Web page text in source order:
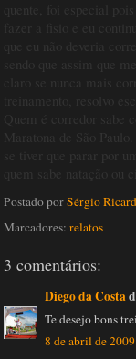
Quem é corredor
Maratona de São
Postado porSérgio
Marcadores: relatos
3 comentários:
Diego da Costa
Te desejo bons
8 de abril de